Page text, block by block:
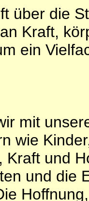
über die
Kraft,
ein
mit
wie
Kraft und
und die